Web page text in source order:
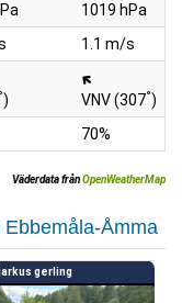
1019 hPa
1.1 m/s
°) VNV (307°)
70%
Väderdata frånOpenWeatherMap
Åmma
gerling